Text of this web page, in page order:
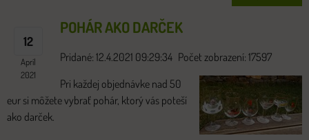
12
Apríl
2021
POHÁR AKO DARČEK
Pridané: 12.4.2021 09:29:34 Počet zobrazení: 17597
Pri každej objednávke nad 50
eur si môžete vybrať pohár, ktorý vás poteší
ako darček.